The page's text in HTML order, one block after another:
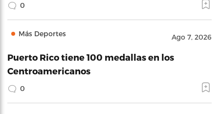
0
Más Deportes Ago 7, 2026
Puerto Rico tiene 100 medallas en los
Centroamericanos
0